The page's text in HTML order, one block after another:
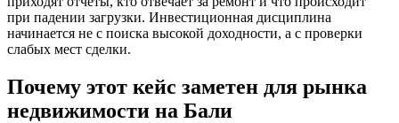
при падении загрузки. Инвестиционная дисциплина
начинается не с поиска высокой доходности, а с проверки
слабых мест сделки.
Почему этот кейс заметен для рынка
недвижимости на Бали